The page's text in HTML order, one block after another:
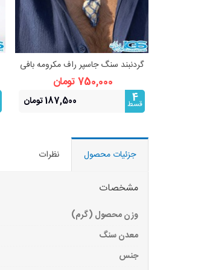
مشاهده بیشتر
گردنبند سنگ جاسپر راف مکرومه بافی
فری سایز
750,000 تومان
4
قسط 187,500 تومان
جزئیات محصول نظرات
مشخصات
وزن محصول (گرم)
معدن سنگ
جنس